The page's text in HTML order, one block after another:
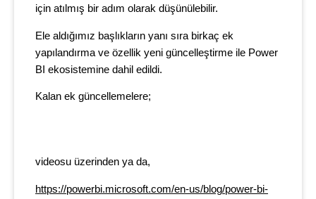
için atılmış bir adım olarak düşünülebilir.
Ele aldığımız başlıkların yanı sıra birkaç ek
yapılandırma ve özellik yeni güncelleştirme ile Power
BI ekosistemine dahil edildi.
Kalan ek güncellemelere;
videosu üzerinden ya da,
https://powerbi.microsoft.com/en-us/blog/power-bi-